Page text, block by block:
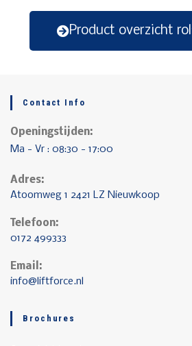
Product overzicht
Contact Info
Openingstijden:
Ma - Vr : 08:30 - 17:00
Adres:
Atoomweg 1 2421 LZ Nieuwkoop
Telefoon:
0172 499333
Email:
info@liftforce.nl
Brochures